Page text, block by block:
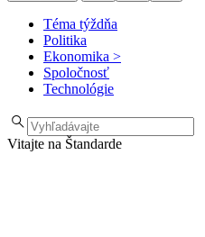
Téma týždňa
Politika
Ekonomika >
Spoločnosť
Technológie
Vitajte na Štandarde